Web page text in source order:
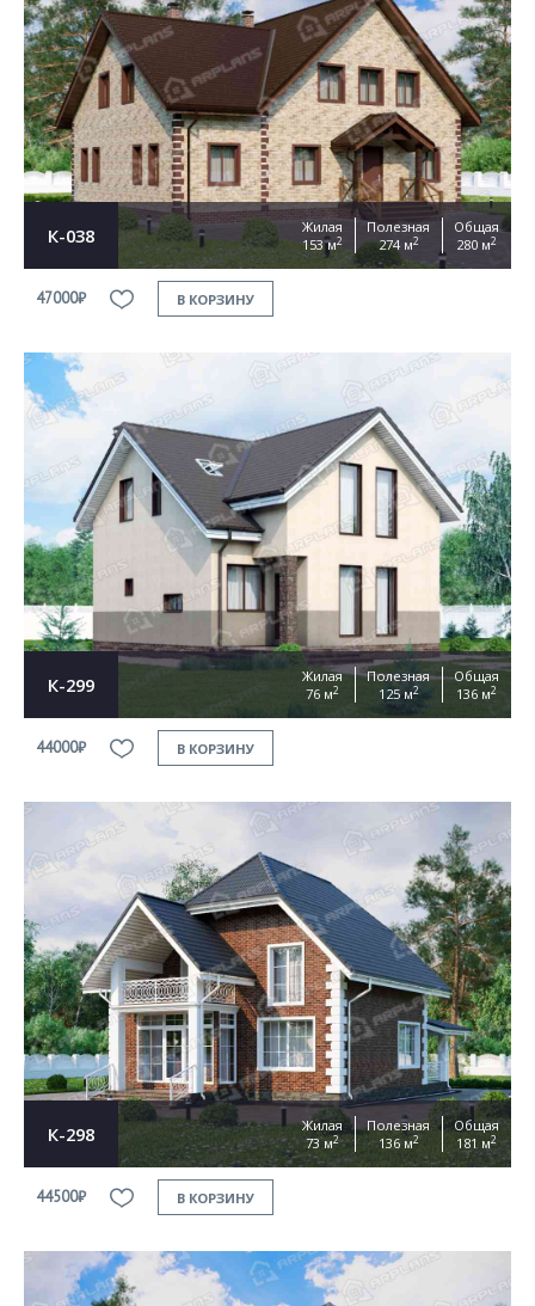
К-038
Жилая
153 м2
Полезная
274 м2
Общая
280 м2
47000₽ В КОРЗИНУ
К-299
Жилая
76 м2
Полезная
125 м2
Общая
136 м2
44000₽ В КОРЗИНУ
К-298
Жилая
73 м2
Полезная
136 м2
Общая
181 м2
44500₽ В КОРЗИНУ